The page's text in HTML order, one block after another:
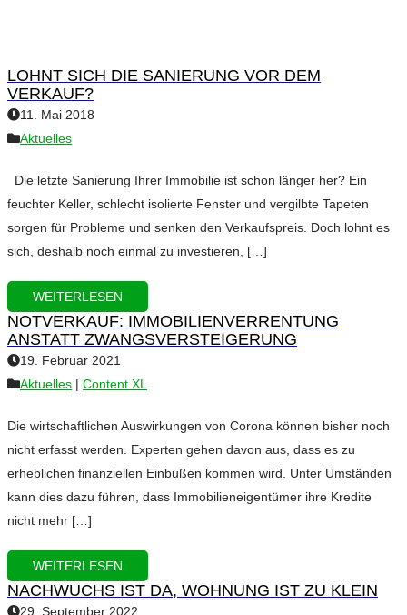
LOHNT SICH DIE SANIERUNG VOR DEM
VERKAUF?
11. Mai 2018
Aktuelles
Die letzte Sanierung Ihrer Immobilie ist schon länger her? Ein
feuchter Keller, schlecht isolierte Fenster und vergilbte Tapeten
sorgen für Probleme und senken den Verkaufspreis. Doch lohnt es
sich, deshalb noch einmal zu investieren, […]
WEITERLESEN
NOTVERKAUF: IMMOBILIENVERRENTUNG
ANSTATT ZWANGSVERSTEIGERUNG
19. Februar 2021
Aktuelles | Content XL
Die wirtschaftlichen Auswirkungen von Corona können bisher noch
nicht erfasst werden. Experten gehen davon aus, dass es zu
erheblichen finanziellen Einbußen kommen wird. Unter Umständen
kann dies dazu führen, dass Immobilieneigentümer ihre Kredite
nicht mehr […]
WEITERLESEN
NACHWUCHS IST DA, WOHNUNG IST ZU KLEIN
29. September 2022